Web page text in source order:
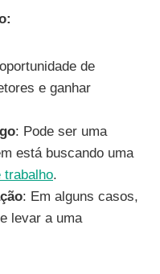
de
e ganhar
: Pode ser uma
está buscando uma
trabalho.
: Em alguns casos,
levar a uma